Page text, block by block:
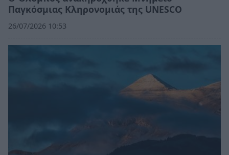
Παγκόσμιας Κληρονομιάς της UNESCO
26/07/2026 10:53